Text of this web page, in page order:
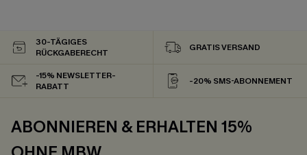
30-TÄGIGES
RÜCKGABERECHT
GRATIS VERSAND
-15% NEWSLETTER-
RABATT
-20% SMS-ABONNEMENT
ABONNIEREN & ERHALTEN 15%